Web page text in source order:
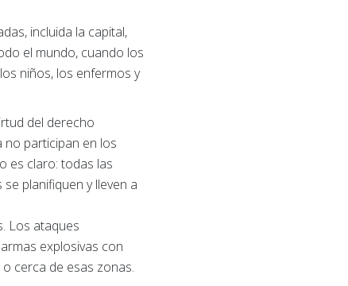
incluida la capital,
el mundo, cuando los
niños, los enfermos y
del derecho
no participan en los
es claro: todas las
planifiquen y lleven a
Los ataques
explosivas con
cerca de esas zonas.